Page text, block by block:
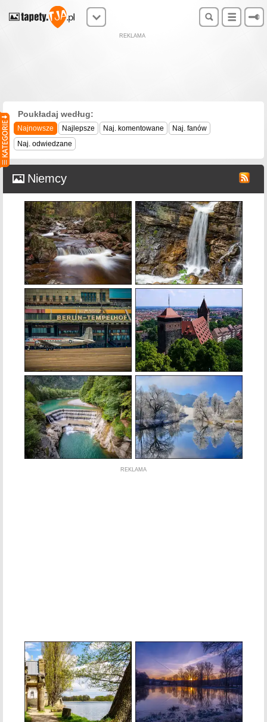
REKLAMA
Poukładaj według:
Najnowsze Najlepsze Naj. komentowane
Naj. fanów
Naj. odwiedzane
Niemcy
REKLAMA